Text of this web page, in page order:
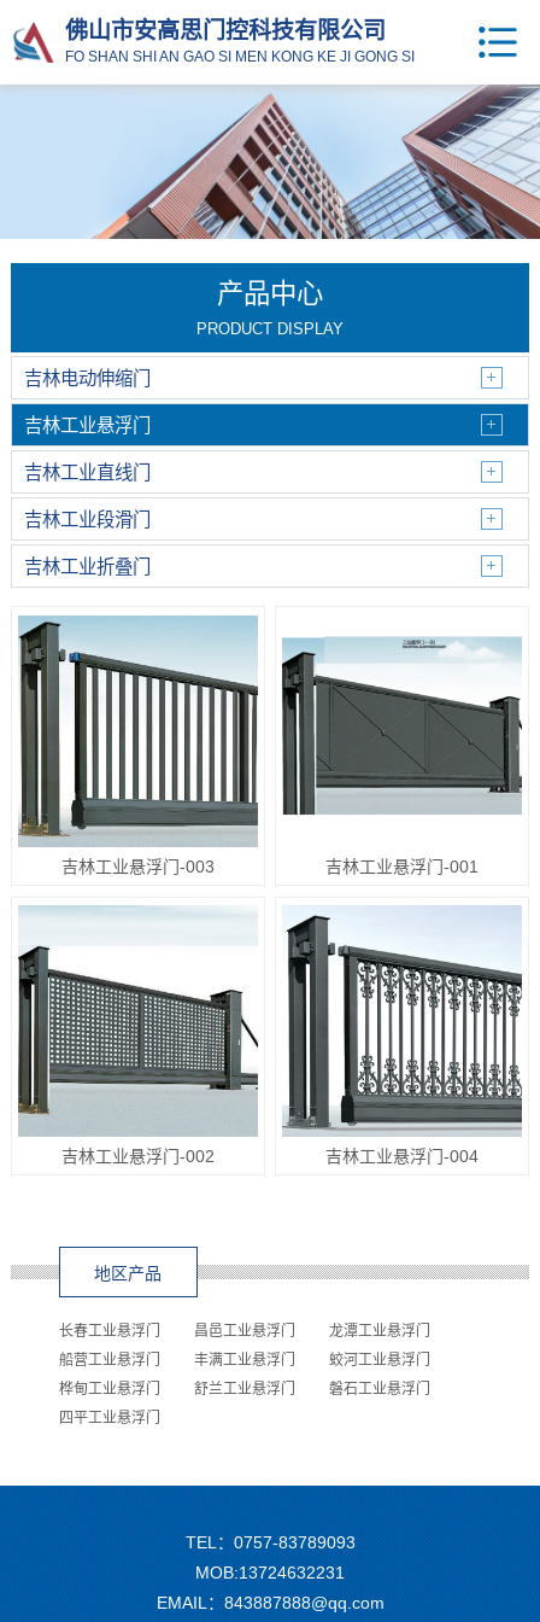
佛山市安高思门控科技有限公司
FO SHAN SHI AN GAO SI MEN KONG KE JI GONG SI
产品中心
PRODUCT DISPLAY
吉林电动伸缩门
吉林工业悬浮门
吉林工业直线门
吉林工业段滑门
吉林工业折叠门
吉林工业悬浮门-003 吉林工业悬浮门-001
吉林工业悬浮门-002 吉林工业悬浮门-004
地区产品
长春工业悬浮门 昌邑工业悬浮门
龙潭工业悬浮门
船营工业悬浮门
丰满工业悬浮门
蛟河工业悬浮门
桦甸工业悬浮门
舒兰工业悬浮门
磐石工业悬浮门
四平工业悬浮门
TEL：0757-83789093
MOB:13724632231
EMAIL：843887888@qq.com